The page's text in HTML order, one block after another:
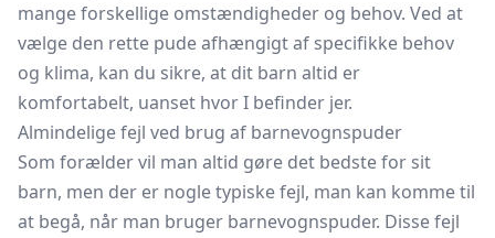
mange forskellige omstændigheder og behov. Ved at
vælge den rette pude afhængigt af specifikke behov
og klima, kan du sikre, at dit barn altid er
komfortabelt, uanset hvor I befinder jer.
Almindelige fejl ved brug af barnevognspuder
Som forælder vil man altid gøre det bedste for sit
barn, men der er nogle typiske fejl, man kan komme til
at begå, når man bruger barnevognspuder. Disse fejl